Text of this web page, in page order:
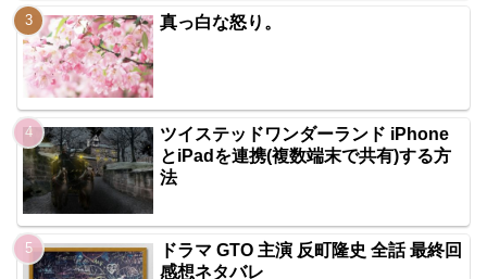
真っ白な怒り。
ツイステッドワンダーランド iPhone
とiPadを連携(複数端末で共有)する方
法
ドラマ GTO 主演 反町隆史 全話 最終回
感想ネタバレ